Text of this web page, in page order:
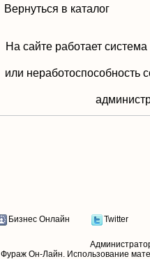
Вернуться в каталог
На сайте работает
или неработоспособность
Бизнес Онлайн Twitter
Фураж Он-Лайн. Использование